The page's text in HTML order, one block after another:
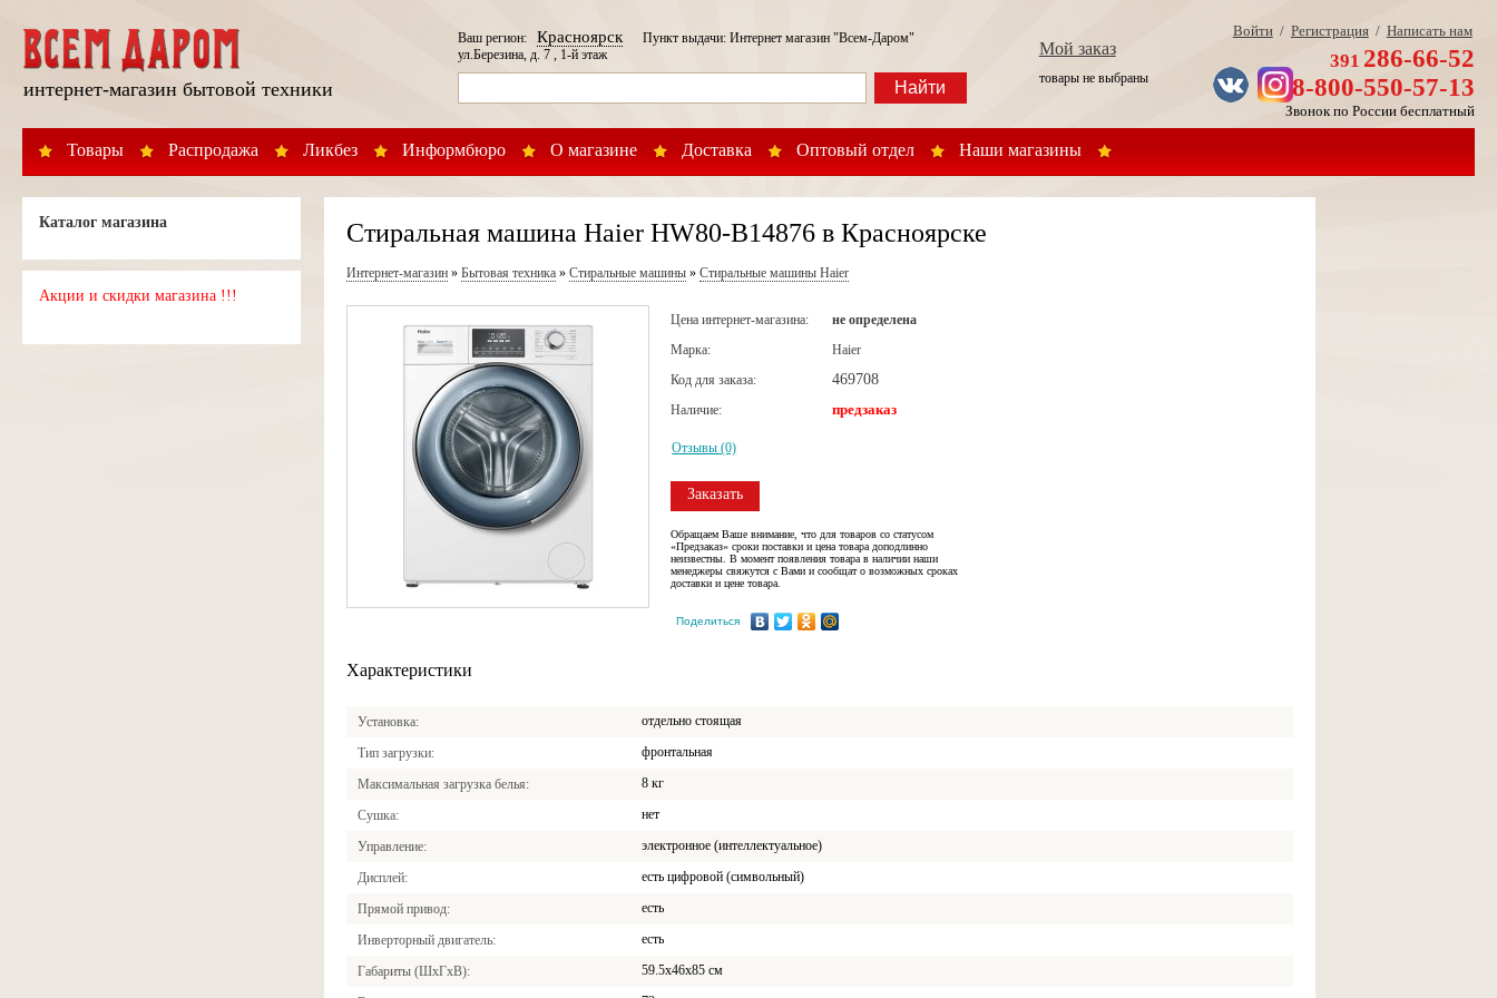
интернет-магазин бытовой техники
Товары Распродажа Ликбез Информбюро О магазине Доставка Оптовый отдел Наши магазины
Ваш регион:КрасноярскПункт выдачи: Интернет магазин "Всем-Даром"
ул.Березина, д. 7 , 1-й этаж
Найти
Мой заказ
товары не выбраны
Войти/ Регистрация/ Написать нам
391 286-66-52
8-800-550-57-13
Звонок по России бесплатный
Каталог магазина
Акции и скидки магазина !!!
Стиральная машина Haier HW80-B14876 в Красноярске
Интернет-магазин »Бытовая техника »Стиральные машины »Стиральные машины Haier
Цена интернет-магазина:
не определена
Марка:
Haier
Код для заказа:
469708
Наличие: предзаказ
Отзывы (0)
Заказать
Обращаем Ваше внимание, что для товаров со статусом
«Предзаказ» сроки поставки и цена товара доподлинно
неизвестны. В момент появления товара в наличии наши
менеджеры свяжутся с Вами и сообщат о возможных сроках
доставки и цене товара.
Поделиться
Характеристики
Установка отдельно стоящая
Тип загрузки фронтальная
Максимальная загрузка белья 8 кг
Сушка нет
Управление электронное (интеллектуальное)
Дисплей есть цифровой (символьный)
Прямой привод есть
Инверторный двигатель есть
Габариты (ШxГxВ) 59.5x46x85 см